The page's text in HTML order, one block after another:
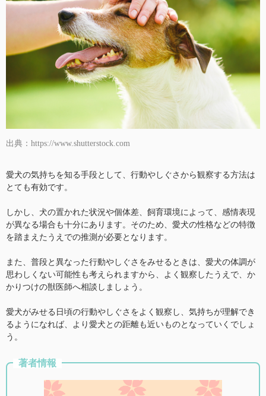
出典：https://www.shutterstock.com
愛犬の気持ちを知る手段として、行動やしぐさから観察する方法は
とても有効です。
しかし、犬の置かれた状況や個体差、飼育環境によって、感情表現
が異なる場合も十分にあります。そのため、愛犬の性格などの特徴
を踏まえたうえでの推測が必要となります。
また、普段と異なった行動やしぐさをみせるときは、愛犬の体調が
思わしくない可能性も考えられますから、よく観察したうえで、か
かりつけの獣医師へ相談しましょう。
愛犬がみせる日頃の行動やしぐさをよく観察し、気持ちが理解でき
るようになれば、より愛犬との距離も近いものとなっていくでしょ
う。
著者情報